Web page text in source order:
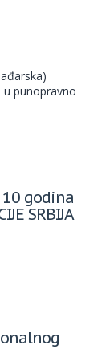
u punopravno
godina
SRBIJA